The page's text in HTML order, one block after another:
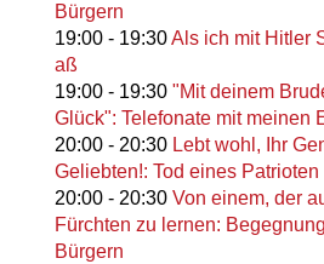
Bürgern
19:00- 19:30Als ich mit Hitler
aß
19:00- 19:30 "Mit deinem
Glück": Telefonate mit meinen
20:00- 20:30 Lebt wohl, Ihr
Geliebten!: Tod eines Patrioten
20:00- 20:30 Von einem, der
Fürchten zu lernen:
Bürgern